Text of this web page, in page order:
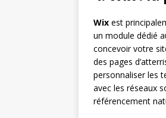
Wix est
un module dédié
concevoir votre
des pages
personnaliser les
avec les réseaux
référencement